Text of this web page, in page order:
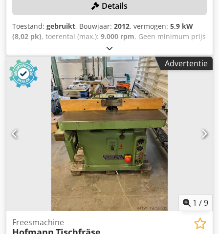
Details
Toestand: gebruikt, Bouwjaar: 2012, vermogen: 5,9 kW
(8,02 pk), toerental (max.): 9.000 rpm, Geen minimum prijs
– gegarandeerde verkoop tegen het hoogste bod! De
ophaaltermijnen zoals vermeld in de algemene
voorwaarden zijn van toepassing. De uiterste ophaaldatum
is 31 augustus 2026! TECHNISCHE GEGEVENS Toerental:
9.000 tpm Lengte werpspindel: 100 mm
MACHINEGEGEVENS Motorvermogen: 5,9 kW Djdpfxozf H R
Re Aqrowa Totale aansluitvermogen: 5,9 kW UITRUSTING
Aantal freeskoppen: 1 Kantelbare spindel De machine
wordt in de huidige staat en juridische staat verkocht en
geleverd (“zoals gezien en in de staat waarin deze zich
bevindt”), op basis van fotodocumentatie en
technische/commerciële documenten met een
beschrijvend karakter. De koper heeft het recht om de
goederen vóór de aflevering te inspecteren en draagt de
verantwoordelijkheid voor de installatie, het veiligstellen
en het gebruik van de machine op de plaats van
bestemming. Externe referentie: 8579
Advertentie
1 /9
Freesmachine